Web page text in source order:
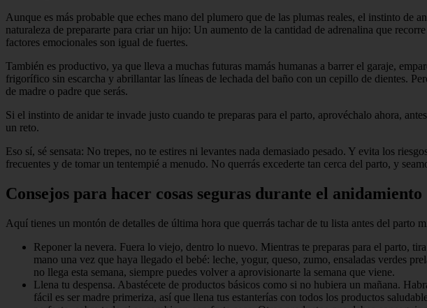
Aunque es más probable que eches mano del plumero que de las plumas reales, el instinto de
naturaleza de prepararte para criar un hijo: Un aumento de la cantidad de adrenalina que
factores emocionales son igual de fuertes.
También es productivo, ya que lleva a muchas futuras mamás humanas a barrer el garaje,
frigorífico sin escarcha y abrillantar las líneas de lechada del baño con un cepillo de dientes.
de madre o padre que serás.
Si el instinto de anidar te invade justo cuando te preparas para el parto, aprovéchalo ahora,
un reto.
Eso sí, sé sensata: No trepes, no te estires ni levantes nada demasiado pesado. Y evita los
frecuentes y de tomar un tentempié a menudo. No querrás excederte tan cerca del parto, y
Consejos para hacer cosas seguras durante el anidamiento
Aquí tienes un montón de detalles de última hora que querrás tachar de tu lista antes del parto
Reponer la nevera. Fuera lo viejo, dentro lo nuevo. Mientras te preparas para el parto,
mano una vez que haya llegado el bebé: leche, yogur, queso, zumo, ensaladas verdes
no llega esta semana, siempre puedes volver a aprovisionarte la semana que viene.
Llena tu despensa. Abastécete de productos básicos como si no hubiera un mañana.
fácil es ser madre primeriza, así que llena tus estanterías con todos los productos